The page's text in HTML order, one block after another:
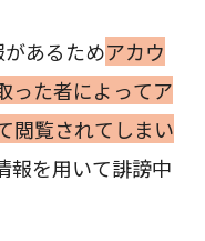
あるためアカウ
った者によってア
閲覧されてしまい
報を用いて誹謗中